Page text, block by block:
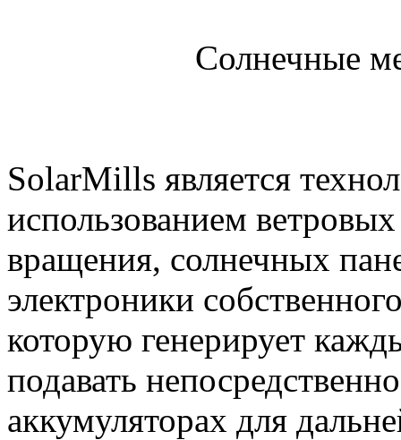
Солнечные
SolarMills является
использованием
вращения, солнечных
электроники
которую генерирует
подавать
аккумуляторах для